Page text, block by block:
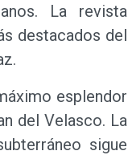
La revista
destacados del
esplendor
del Velasco. La
sigue